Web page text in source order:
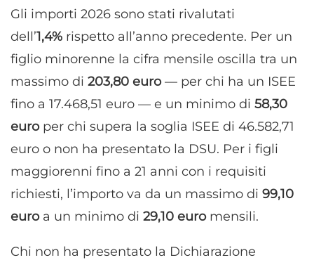
Gli importi 2026 sono stati rivalutati
dell’1,4% rispetto all’anno precedente. Per un
figlio minorenne la cifra mensile oscilla tra un
massimo di 203,80 euro— per chi ha un ISEE
fino a 17.468,51 euro — e un minimo di 58,30
europer chi supera la soglia ISEE di 46.582,71
euro o non ha presentato la DSU. Per i figli
maggiorenni fino a 21 anni con i requisiti
richiesti, l’importo va da un massimo di 99,10
euroa un minimo di 29,10 euromensili.
Chi non ha presentato la Dichiarazione